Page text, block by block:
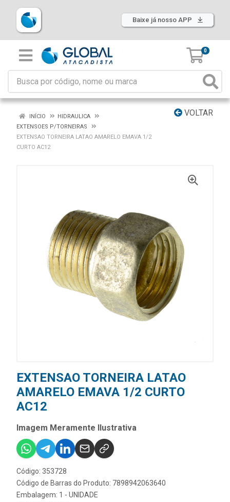
Baixe já nosso APP
0
VOLTAR
INÍCIO
HIDRAULICA
EXTENSOES P/TORNEIRAS
EXTENSAO TORNEIRA LATAO AMARELO EMAVA 1/2
CURTO AC12
EXTENSAO TORNEIRA LATAO
AMARELO EMAVA 1/2 CURTO
AC12
Imagem Meramente Ilustrativa
Código: 353728
Código de Barras do Produto: 7898942063640
Embalagem: 1 - UNIDADE